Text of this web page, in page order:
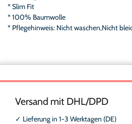
* Slim Fit
* 100% Baumwolle
* Pflegehinweis: Nicht waschen,Nicht
Versand mit DHL/DPD
✓ Lieferung in 1-3 Werktagen (DE)